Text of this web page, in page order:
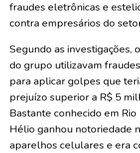
fraudes eletrônicas e
contra empresários do
Segundo as investigações,
do grupo utilizavam
para aplicar golpes que
prejuízo superior a R$ 5
Bastante conhecido em Rio
Hélio ganhou notoriedade
aparelhos celulares e era